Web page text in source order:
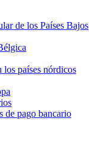
de los Países Bajos
los países nórdicos
de pago bancario